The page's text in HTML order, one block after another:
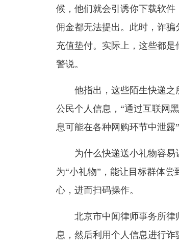
候，他们就会引诱你下载软
佣金都无法提出。此时，诈骗
充值垫付。实际上，这些都
警说。
他指出，这些陌生快递之
公民个人信息，“通过互联网
息可能在各种网购环节中泄露”
为什么快递送小礼物容易
为“小礼物”，能让目标群体
心，进而扫码操作。
北京市中闻律师事务所律
息，然后利用个人信息进行